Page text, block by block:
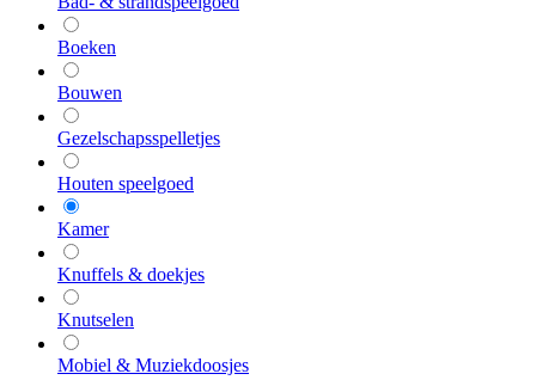
Boeken
Bouwen
Gezelschapsspelletjes
Houten speelgoed
Kamer
Knuffels & doekjes
Knutselen
Mobiel & Muziekdoosjes